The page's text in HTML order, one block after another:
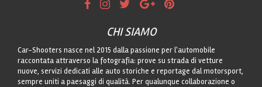
CHI SIAMO
Car-Shooters nasce nel 2015 dalla passione per l'automobile
raccontata attraverso la fotografia: prove su strada di vetture
nuove, servizi dedicati alle auto storiche e reportage dal motorsport,
sempre uniti a paesaggi di qualità. Per qualunque collaborazione o